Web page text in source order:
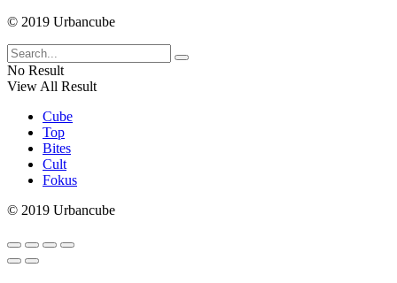
© 2019 Urbancube
No Result
View All Result
Cube
Top
Bites
Cult
Fokus
© 2019 Urbancube